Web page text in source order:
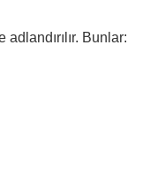
Bunlar: